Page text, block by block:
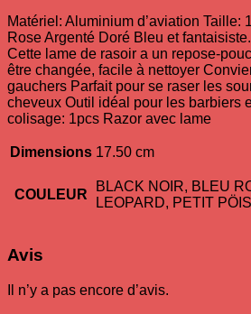
Matériel: Aluminium d’aviation Taille:
Rose Argenté Doré Bleu et
Cette lame de rasoir a un repose-
être changée, facile à nettoyer
gauchers Parfait pour se raser les
cheveux Outil idéal pour les barbiers
colisage: 1pcs Razor avec lame
Dimensions 17.50 cm
COULEUR
BLACK NOIR, BLEU
LEOPARD, PETIT
Avis
Il n’y a pas encore d’avis.